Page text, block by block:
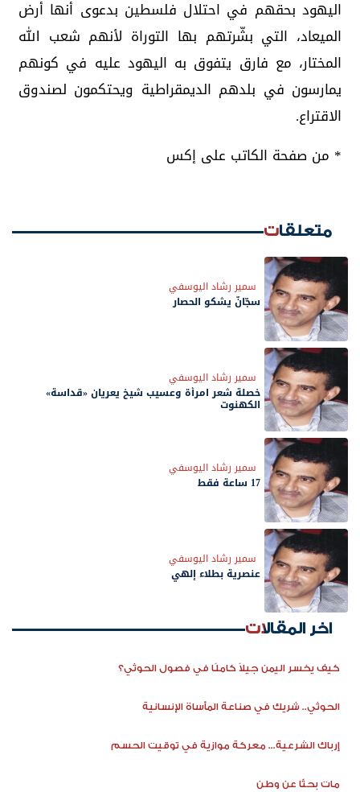
اليهود بحقهم في احتلال فلسطين بدعوى أنها أرض
الميعاد، التي بشّرتهم بها التوراة لأنهم شعب الله
المختار، مع فارق يتفوق به اليهود عليه في كونهم
يمارسون في بلدهم الديمقراطية ويحتكمون لصندوق
الاقتراع.
* من صفحة الكاتب على إكس
متعلقات
سمير رشاد اليوسفي
سجّانٌ يشكو الحصار
سمير رشاد اليوسفي
خصلة شعر امرأة وعسيب شيخ يعريان «قداسة»
الكهنوت
سمير رشاد اليوسفي
17 ساعة فقط
سمير رشاد اليوسفي
عنصرية بطلاء إلهي
اخر المقالات
كيف يخسر اليمن جيلاً كاملًا في فصول الحوثي؟
الحوثي.. شريك في صناعة المأساة الإنسانية
إرباك الشرعية... معركة موازية في توقيت الحسم
مات بحثًا عن وطن